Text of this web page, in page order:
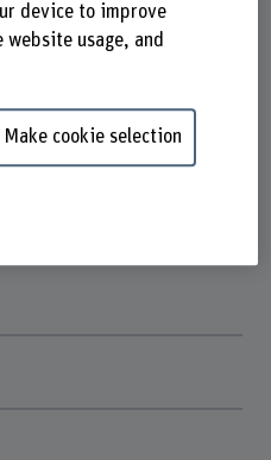
Food Sciences
device to improve
usage, and
Make cookie selection